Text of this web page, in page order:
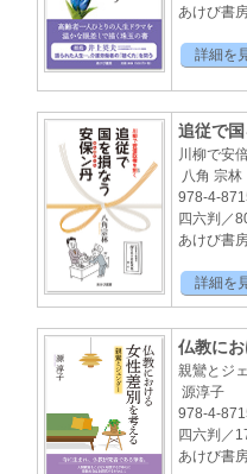
あけび書
詳細を
追従で
川柳で安
八角 宗林
978-4-
四六判／
あけび書
詳細を
仏教に
親鸞とジ
源淳子
978-4-
四六判／
あけび書